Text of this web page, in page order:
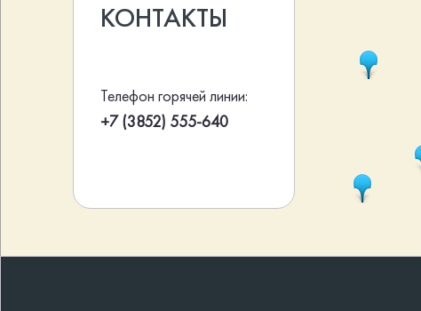
КОНТАКТЫ
Телефон горячей линии:
+7 (3852) 555-640